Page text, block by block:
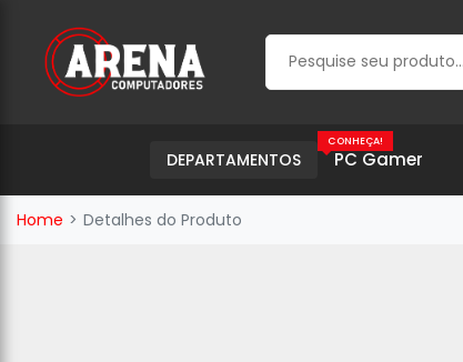
DEPARTAMENTOS PC Gamer
CONHEÇA!
Home Detalhes do Produto